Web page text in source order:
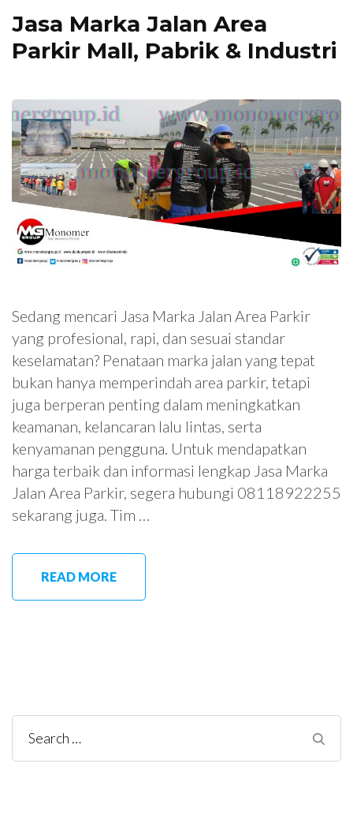
Jasa Marka Jalan Area
Parkir Mall, Pabrik & Industri
Sedang mencari Jasa Marka Jalan Area Parkir
yang profesional, rapi, dan sesuai standar
keselamatan? Penataan marka jalan yang tepat
bukan hanya memperindah area parkir, tetapi
juga berperan penting dalam meningkatkan
keamanan, kelancaran lalu lintas, serta
kenyamanan pengguna. Untuk mendapatkan
harga terbaik dan informasi lengkap Jasa Marka
Jalan Area Parkir, segera hubungi 08118922255
sekarang juga. Tim …
READ MORE
Search
for: